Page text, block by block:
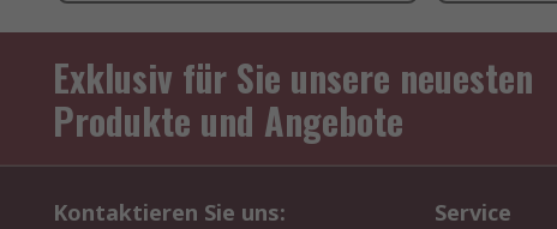
Exklusiv für Sie unsere neuesten
Produkte und Angebote
Kontaktieren Sie uns: Service